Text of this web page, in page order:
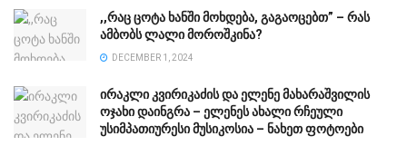
,,რაც ცოტა ხანში მოხდება, გაგაოცებთ” – რას
ამბობს ლალი მოროშკინა?
DECEMBER 1, 2024
ირაკლი კვირიკაძის და ელენე მახარაშვილის
ოჯახი დაინგრა – ელენეს ახალი რჩეული
უსიმპათიურესი მუსიკოსია – ნახეთ ფოტოები